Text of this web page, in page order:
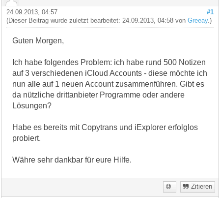
#1
24.09.2013, 04:57
(Dieser Beitrag wurde zuletzt bearbeitet: 24.09.2013, 04:58 vonGreeay.)
Guten Morgen,
Ich habe folgendes Problem: ich habe rund 500 Notizen
auf 3 verschiedenen iCloud Accounts - diese möchte ich
nun alle auf 1 neuen Account zusammenführen. Gibt es
da nützliche drittanbieter Programme oder andere
Lösungen?
Habe es bereits mit Copytrans und iExplorer erfolglos
probiert.
Währe sehr dankbar für eure Hilfe.
Zitieren